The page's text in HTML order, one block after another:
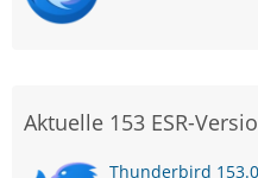
Aktuelle 153 ESR-
Thunderbird